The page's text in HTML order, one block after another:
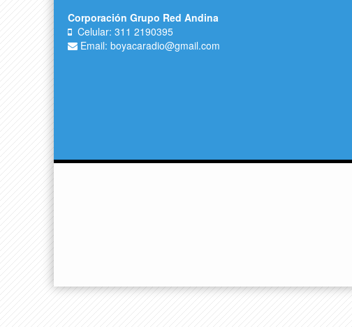
Corporación Grupo Red Andina
Celular: 311 2190395
Email: boyacaradio@gmail.com